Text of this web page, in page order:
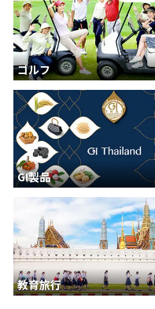
ゴルフ
GI製品
教育旅行